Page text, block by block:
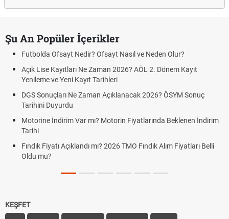
Şu An Popüler İçerikler
Futbolda Ofsayt Nedir? Ofsayt Nasıl ve Neden Olur?
Açık Lise Kayıtları Ne Zaman 2026? AÖL 2. Dönem Kayıt
Yenileme ve Yeni Kayıt Tarihleri
DGS Sonuçları Ne Zaman Açıklanacak 2026? ÖSYM Sonuç
Tarihini Duyurdu
Motorine İndirim Var mı? Motorin Fiyatlarında Beklenen İndirim
Tarihi
Fındık Fiyatı Açıklandı mı? 2026 TMO Fındık Alım Fiyatları Belli
Oldu mu?
KEŞFET